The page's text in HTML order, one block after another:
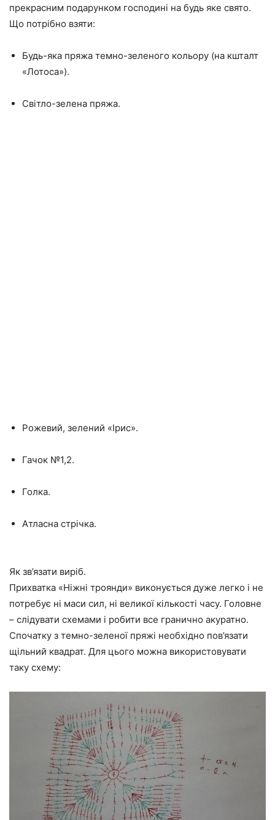
прекрасним подарунком господині на будь яке свято.
Що потрібно взяти:
Будь-яка пряжа темно-зеленого кольору (на кшталт
«Лотоса»).
Світло-зелена пряжа.
Рожевий, зелений «Ірис».
Гачок №1,2.
Голка.
Атласна стрічка.
Як зв’язати виріб.
Прихватка «Ніжні троянди» виконується дуже легко і не
потребує ні маси сил, ні великої кількості часу. Головне
– слідувати схемами і робити все гранично акуратно.
Спочатку з темно-зеленої пряжі необхідно пов’язати
щільний квадрат. Для цього можна використовувати
таку схему: